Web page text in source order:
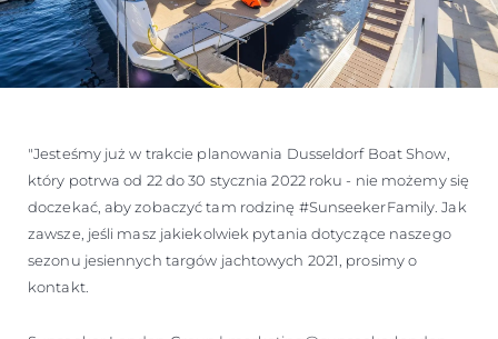
"Jesteśmy już w trakcie planowania Dusseldorf Boat Show,
który potrwa od 22 do 30 stycznia 2022 roku - nie możemy się
doczekać, aby zobaczyć tam rodzinę #SunseekerFamily. Jak
zawsze, jeśli masz jakiekolwiek pytania dotyczące naszego
sezonu jesiennych targów jachtowych 2021, prosimy o
kontakt.